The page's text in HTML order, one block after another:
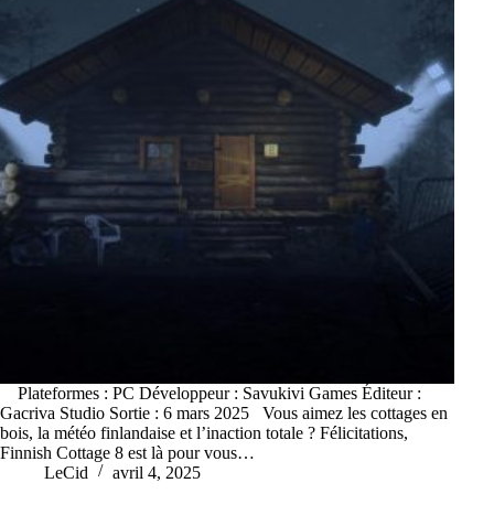
Plateformes : PC Développeur : Savukivi Games Éditeur :
Gacriva Studio Sortie : 6 mars 2025 Vous aimez les cottages en
bois, la météo finlandaise et l’inaction totale ? Félicitations,
Finnish Cottage 8 est là pour vous…
LeCid
avril 4, 2025